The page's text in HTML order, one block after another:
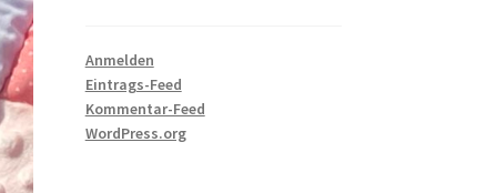
Anmelden
Eintrags-Feed
Kommentar-Feed
WordPress.org